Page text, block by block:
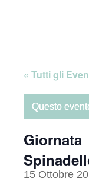
« Tutti gli
Questo
15 Ottobre